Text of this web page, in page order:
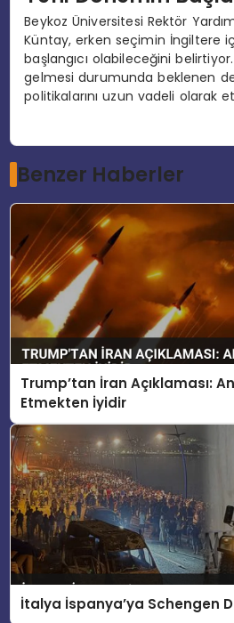
Beykoz Üniversitesi Rektör
Küntay, erken seçimin İngiltere
başlangıcı olabileceğini
gelmesi durumunda beklenen
politikalarını uzun vadeli olarak
Benzer Haberler
Trump’tan İran Açıklaması:
Etmekten İyidir
İtalya İspanya’ya Schengen